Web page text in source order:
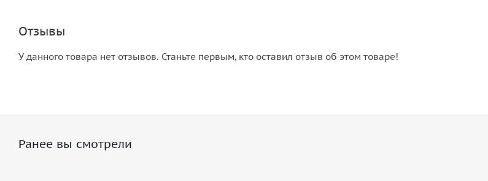
Отзывы
У данного товара нет отзывов. Станьте первым, кто оставил отзыв об этом товаре!
Ранее вы смотрели